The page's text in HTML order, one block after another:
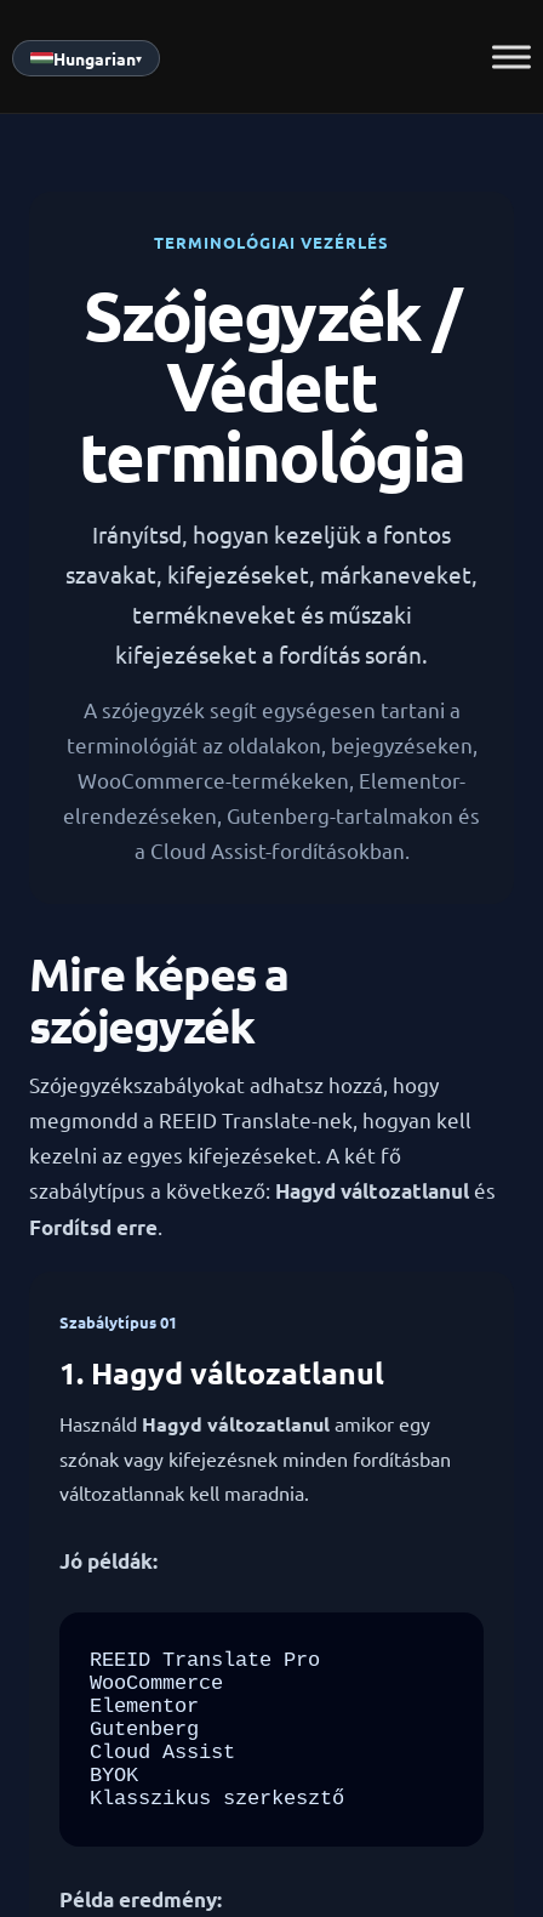
to
Hungarian▾
TERMINOLÓGIAI VEZÉRLÉS
Szójegyzék /
Védett
terminológia
Irányítsd, hogyan kezeljük a fontos
szavakat, kifejezéseket, márkaneveket,
termékneveket és műszaki
kifejezéseket a fordítás során.
A szójegyzék segít egységesen tartani a
terminológiát az oldalakon, bejegyzéseken,
WooCommerce-termékeken, Elementor-
elrendezéseken, Gutenberg-tartalmakon és
a Cloud Assist-fordításokban.
Mire képes a
szójegyzék
Szójegyzékszabályokat adhatsz hozzá, hogy
megmondd a REEID Translate-nek, hogyan kell
kezelni az egyes kifejezéseket. A két fő
szabálytípus a következő: Hagyd változatlanul és
Fordítsd erre
Szabálytípus 01
1. Hagyd változatlanul
Használd Hagyd változatlanul amikor egy
szónak vagy kifejezésnek minden fordításban
változatlannak kell maradnia.
Jó példák:
REEID Translate Pro
WooCommerce
Elementor
Gutenberg
Cloud Assist
BYOK
Klasszikus szerkesztő
Példa eredmény: